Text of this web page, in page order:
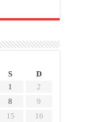
S
D
1
2
8
9
15 16